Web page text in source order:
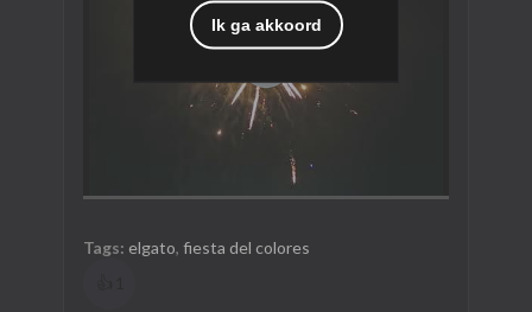
Tags: elgato, fiesta del colores
Ik ga akkoord